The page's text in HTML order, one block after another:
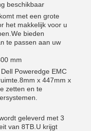
beschikbaar
met een grote
het makkelijk voor u
bieden
te passen aan uw
mm
Poweredge EMC
x 447mm x
zetten en te
geleverd met 3
van 8TB.U krijgt